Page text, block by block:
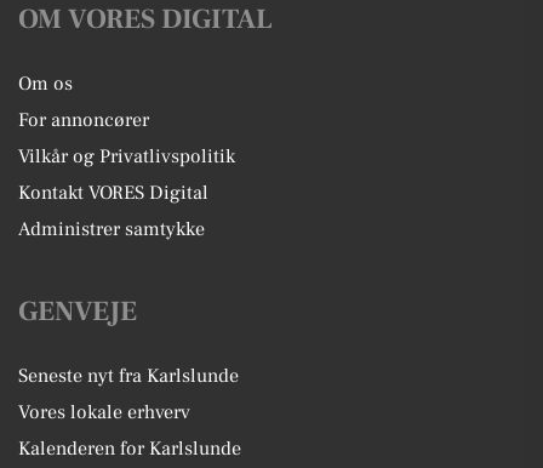
OM VORES DIGITAL
Om os
For annoncører
Vilkår og Privatlivspolitik
Kontakt VORES Digital
Administrer samtykke
GENVEJE
Seneste nyt fra Karlslunde
Vores lokale erhverv
Kalenderen for Karlslunde